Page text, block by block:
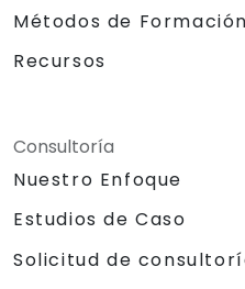
Métodos de Formación
Recursos
Consultoría
Nuestro Enfoque
Estudios de Caso
Solicitud de